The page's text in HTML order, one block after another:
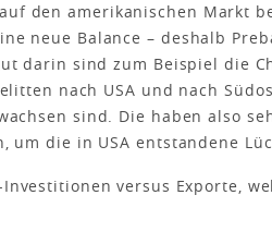
den amerikanischen Markt
neue Balance – deshalb
darin sind zum Beispiel die
nach USA und nach
sind. Die haben also
um die in USA entstandene
versus Exporte,